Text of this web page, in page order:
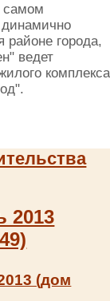
самом
города,
ведет
комплекса
2013
(дом